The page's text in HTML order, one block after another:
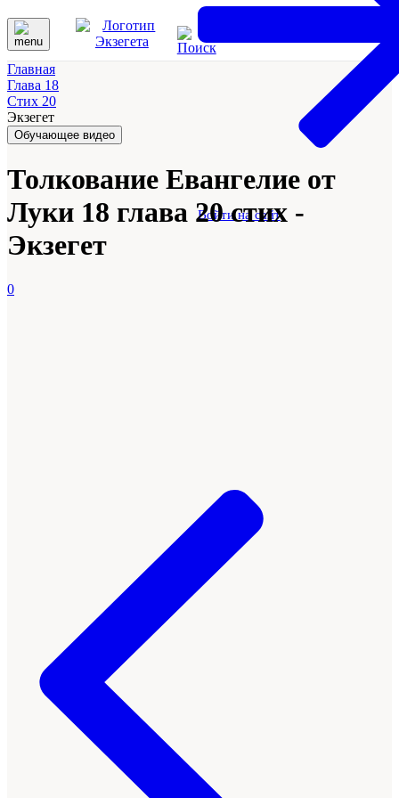
Войти на сайт
Главная
Глава 18
Стих 20
Экзегет
Обучающее видео
Толкование Евангелие от
Луки 18 глава 20 стих -
Экзегет
0